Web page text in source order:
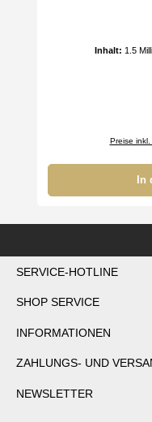
Inhalt: 1.5
Preise
In
SERVICE-HOTLINE
SHOP SERVICE
INFORMATIONEN
ZAHLUNGS- UND
NEWSLETTER